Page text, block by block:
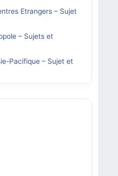
Etrangers – Sujet
– Sujets et
Pacifique – Sujet et